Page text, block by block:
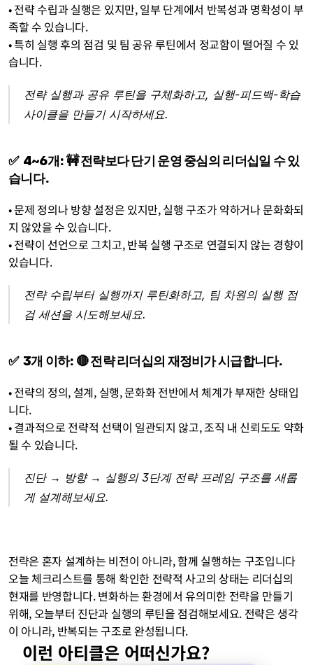
• 전략 수립과 실행은 있지만, 일부 단계에서 반복성과 명확성이 부
족할 수 있습니다.
• 특히 실행 후의 점검 및 팀 공유 루틴에서 정교함이 떨어질 수 있
습니다.
전략 실행과 공유 루틴을 구체화하고, 실행-피드백-학습
사이클을 만들기 시작하세요.
✅  4~6개: 🚧 전략보다 단기 운영 중심의 리더십일 수 있
습니다.
• 문제 정의나 방향 설정은 있지만, 실행 구조가 약하거나 문화화되
지 않았을 수 있습니다.
• 전략이 선언으로 그치고, 반복 실행 구조로 연결되지 않는 경향이
있습니다.
전략 수립부터 실행까지 루틴화하고, 팀 차원의 실행 점
검 세션을 시도해보세요.
✅  3개 이하: 🔴 전략 리더십의 재정비가 시급합니다.
• 전략의 정의, 설계, 실행, 문화화 전반에서 체계가 부재한 상태입
니다.
• 결과적으로 전략적 선택이 일관되지 않고, 조직 내 신뢰도도 약화
될 수 있습니다.
진단 → 방향 → 실행의 3단계 전략 프레임 구조를 새롭
게 설계해보세요.
전략은 혼자 설계하는 비전이 아니라, 함께 실행하는 구조입니다
오늘 체크리스트를 통해 확인한 전략적 사고의 상태는 리더십의
현재를 반영합니다. 변화하는 환경에서 유의미한 전략을 만들기
위해, 오늘부터 진단과 실행의 루틴을 점검해보세요. 전략은 생각
이 아니라, 반복되는 구조로 완성됩니다.
이런 아티클은 어떠신가요?